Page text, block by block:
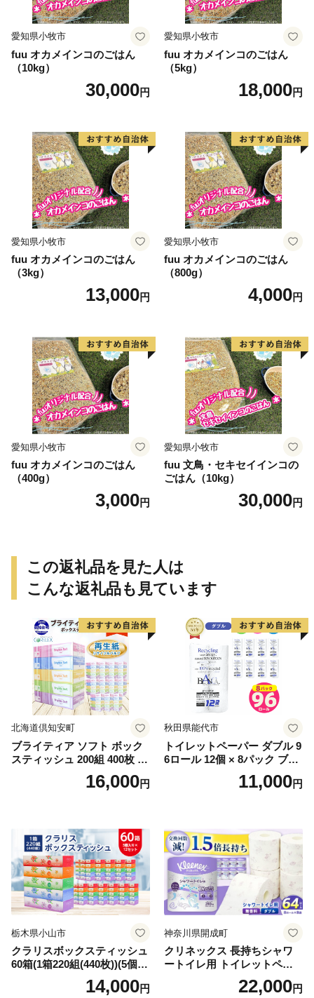
愛知県小牧市
fuu オカメインコのごはん
（10kg）
30,000円
愛知県小牧市
fuu オカメインコのごはん
（5kg）
18,000円
愛知県小牧市
fuu オカメインコのごはん
（3kg）
13,000円
愛知県小牧市
fuu オカメインコのごはん
（800g）
4,000円
愛知県小牧市
fuu オカメインコのごはん
（400g）
3,000円
愛知県小牧市
fuu 文鳥・セキセイインコの
ごはん（10kg）
30,000円
この返礼品を見た人は
こんな返礼品も見ています
北海道倶知安町
ブライティア ソフト ボック
スティッシュ 200組 400枚 60
箱 日本製 まとめ買い ティッ
シュ リサイクル 長持 防災 常
倶知安町 日用品
16,000円
秋田県能代市
トイレットペーパー ダブル 9
6ロール 12個 × 8パック ブラ
ンカ 再生紙 100％ 芯あり 日
用品 消耗品 無香料 生活用品
11,000円
栃木県小山市
クラリスボックスティッシュ
60箱(1箱220組(440枚))(5個入
り×12セット)【1256759】
14,000円
神奈川県開成町
クリネックス 長持ちシャワ
ートイレ用 トイレットペー
パー（ダブル）64ロール(8ロ
ール×8パック) 開成町 トイレ
22,000円